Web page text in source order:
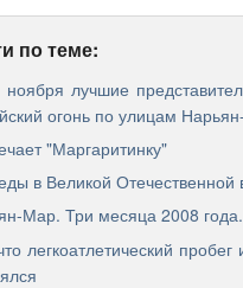
по теме:
лучшие
огонь по улицам
"Маргаритинку"
в Великой Отечественной
Мар. Три месяца 2008 года.
легкоатлетический